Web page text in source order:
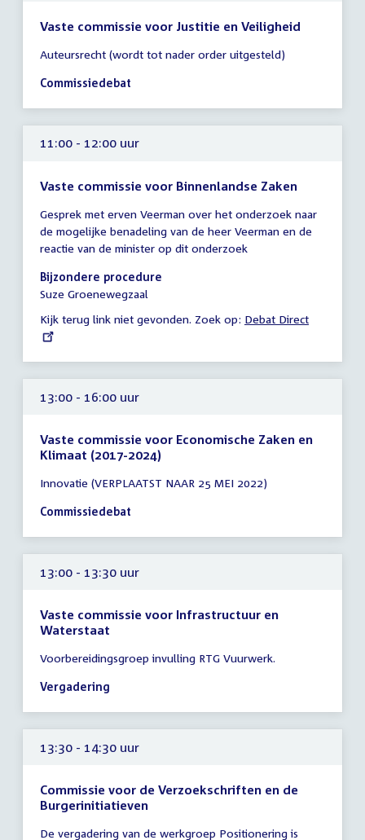
Vaste commissie voor Justitie en Veiligheid
vergadering
10:00
13:00
uur
Auteursrecht (wordt tot nader order uitgesteld)
Commissiedebat
11:00 - 12:00 uur
Vaste commissie voor Binnenlandse Zaken
vergadering
11:00
-
12:00
uur
Gesprek met erven Veerman over het onderzoek naar
de mogelijke benadeling van de heer Veerman en de
reactie van de minister op dit onderzoek
Bijzondere procedure
Suze Groenewegzaal
Kijk terug link niet gevonden. Zoek op: External
Debat Direct
13:00 - 16:00 uur
Vaste commissie voor Economische Zaken en
Klimaat (2017-2024)
vergadering
13:00
16:00
uur
Innovatie (VERPLAATST NAAR 25 MEI 2022)
Commissiedebat
13:00 - 13:30 uur
Vaste commissie voor Infrastructuur en
Waterstaat
vergadering
13:00
13:30
uur
Voorbereidingsgroep invulling RTG Vuurwerk.
Vergadering
13:30 - 14:30 uur
Commissie voor de Verzoekschriften en de
Burgerinitiatieven
De vergadering van de werkgroep Positionering is